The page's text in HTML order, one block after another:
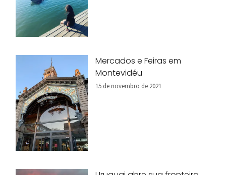
Mercados e Feiras em
Montevidéu
15 de novembro de 2021